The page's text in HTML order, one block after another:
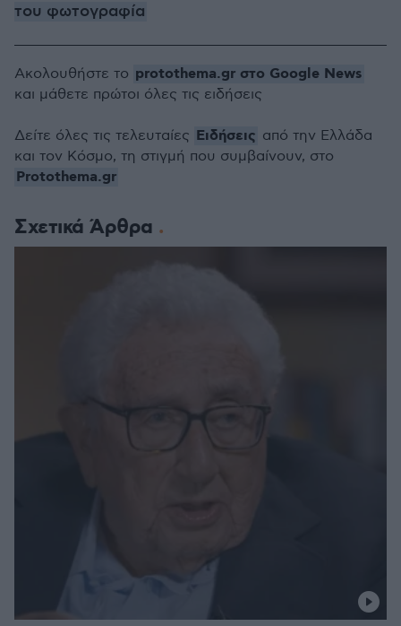
του φωτογραφία
Σχετικά Άρθρα
Ακολουθήστε το protothema.gr στο Google News
και μάθετε πρώτοι όλες τις ειδήσεις
Δείτε όλες τις τελευταίες Ειδήσεις από την Ελλάδα
και τον Κόσμο, τη στιγμή που συμβαίνουν, στο
Protothema.gr